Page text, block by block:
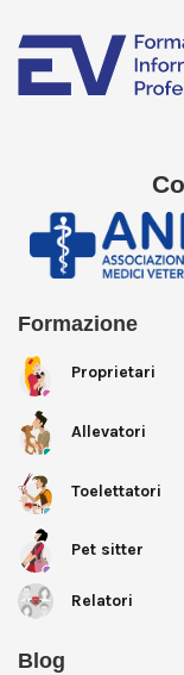
Formazione
Proprietari
Allevatori
Toelettatori
Pet sitter
Relatori
Blog